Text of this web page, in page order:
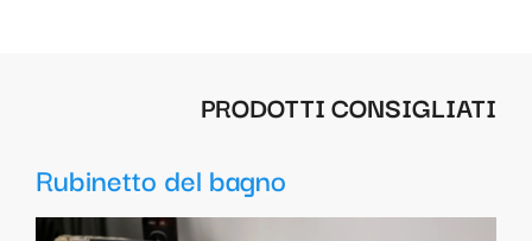
PRODOTTI CONSIGLIATI
Rubinetto del bagno